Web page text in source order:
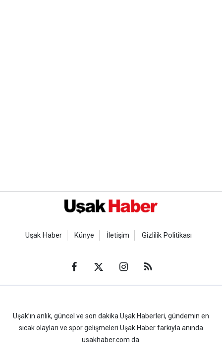
Uşak Haber Künye İletişim Gizlilik Politikası
Uşak’ın anlık, güncel ve son dakika Uşak Haberleri, gündemin en
sıcak olayları ve spor gelişmeleri Uşak Haber farkıyla anında
usakhaber.com da.